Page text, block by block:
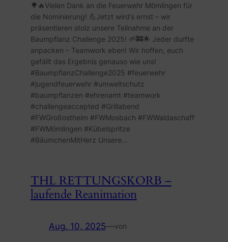
🌳🔥Vielen Dank an die Feuerwehr Mömlingen für
die Nominierung! 💪Jetzt wird’s ernst – wir
präsentieren stolz unsere Teilnahme an der
Baumpflanz Challenge 2025! 🌱🚒🌟 Jeder durfte
anpacken – Teamwork eben! Wir hoffen, euch
gefällt das Ergebnis genauso wie uns!
#BaumpflanzChallenge2025 #feuerwehr
#jugendfeuerwehr #umweltschutz
#baumpflanzen #ehrenamt #teamwork
#challengeaccepted #Grillabend
#FWGroßostheim #FWMosbach #FWWaldaschaff
#FWMömlingen #Kübelspritze
#BäumchenMitHerz Unsere…
THL RETTUNGSKORB –
laufende Reanimation
Aug. 10, 2025—von